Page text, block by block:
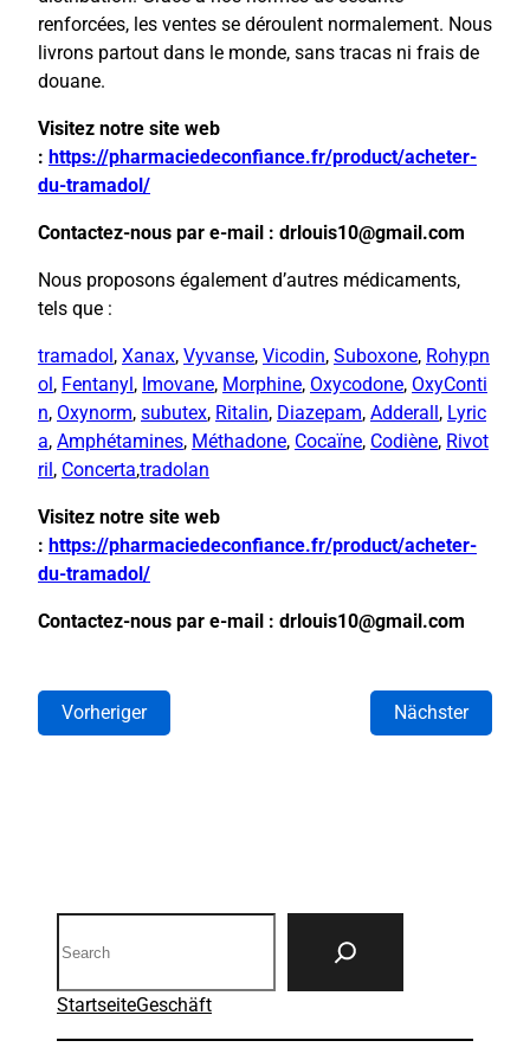
renforcées, les ventes se déroulent normalement. Nous
livrons partout dans le monde, sans tracas ni frais de
douane.
Visitez notre site web
: https://pharmaciedeconfiance.fr/product/acheter-
du-tramadol/
Contactez-nous par e-mail : drlouis10@gmail.com
Nous proposons également d’autres médicaments,
tels que :
tramadol , Xanax, Vyvanse, Vicodin, Suboxone, Rohypn
ol , Fentanyl , Imovane, Morphine, Oxycodone, OxyConti
n, Oxynorm, subutex, Ritalin, Diazepam, Adderall , Lyric
a, Amphétamines, Méthadone, Cocaïne, Codiène, Rivot
ril , Concerta,tradolan
Visitez notre site web
: https://pharmaciedeconfiance.fr/product/acheter-
du-tramadol/
Contactez-nous par e-mail : drlouis10@gmail.com
Vorheriger Nächster
StartseiteGeschäft